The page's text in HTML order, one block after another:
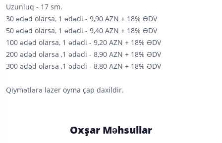
Uzunluq - 17 sm.
30 ədəd olarsa, 1 ədədi - 9,90 AZN + 18% ƏDV
50 ədəd olarsa, 1 ədədi - 9,40 AZN + 18% ƏDV
100 ədəd olarsa, 1 ədədi - 9,20 AZN + 18% ƏDV
200 ədəd olarsa ,1 ədədi - 8,90 AZN + 18% ƏDV
300 ədəd olarsa ,1 ədədi - 8,80 AZN + 18% ƏDV
Qiymətlərə lazer oyma çap daxildir.
Oxşar Məhsullar